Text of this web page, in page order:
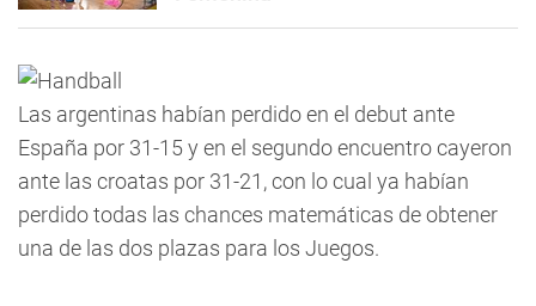
Las argentinas habían perdido en el debut ante
España por 31-15 y en el segundo encuentro cayeron
ante las croatas por 31-21, con lo cual ya habían
perdido todas las chances matemáticas de obtener
una de las dos plazas para los Juegos.